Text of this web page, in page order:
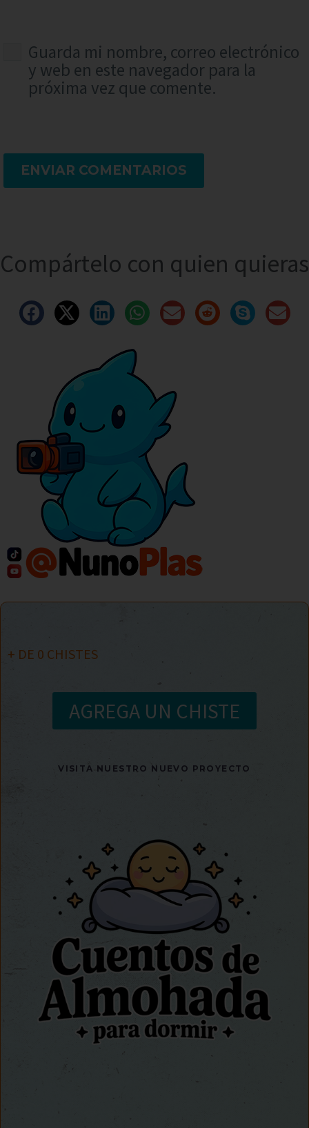
Guarda mi nombre, correo electrónico
y web en este navegador para la
próxima vez que comente.
ENVIAR COMENTARIOS
Compártelo con quien quieras
+ DE 0 CHISTES
AGREGA UN CHISTE
VISITA NUESTRO NUEVO PROYECTO